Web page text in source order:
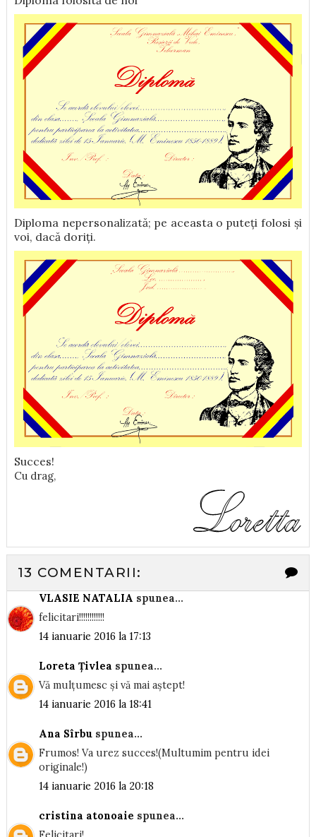
Diploma nepersonalizată; pe aceasta o puteți folosi și
voi, dacă doriți.
Succes!
Cu drag,
13 COMENTARII:
VLASIE NATALIA spunea...
felicitari!!!!!!!!!!!!
14 ianuarie 2016 la 17:13
Loreta Țivlea spunea...
Vă mulțumesc și vă mai aștept!
14 ianuarie 2016 la 18:41
Ana Sîrbu spunea...
Frumos! Va urez succes!(Multumim pentru idei
originale!)
14 ianuarie 2016 la 20:18
cristina atonoaie spunea...